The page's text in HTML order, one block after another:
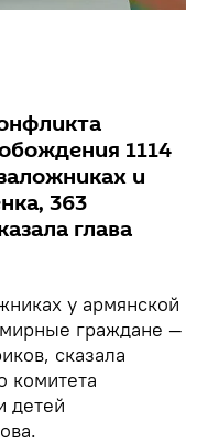
1114
и
363
глава
у армянской
граждане —
сказала
комитета
детей